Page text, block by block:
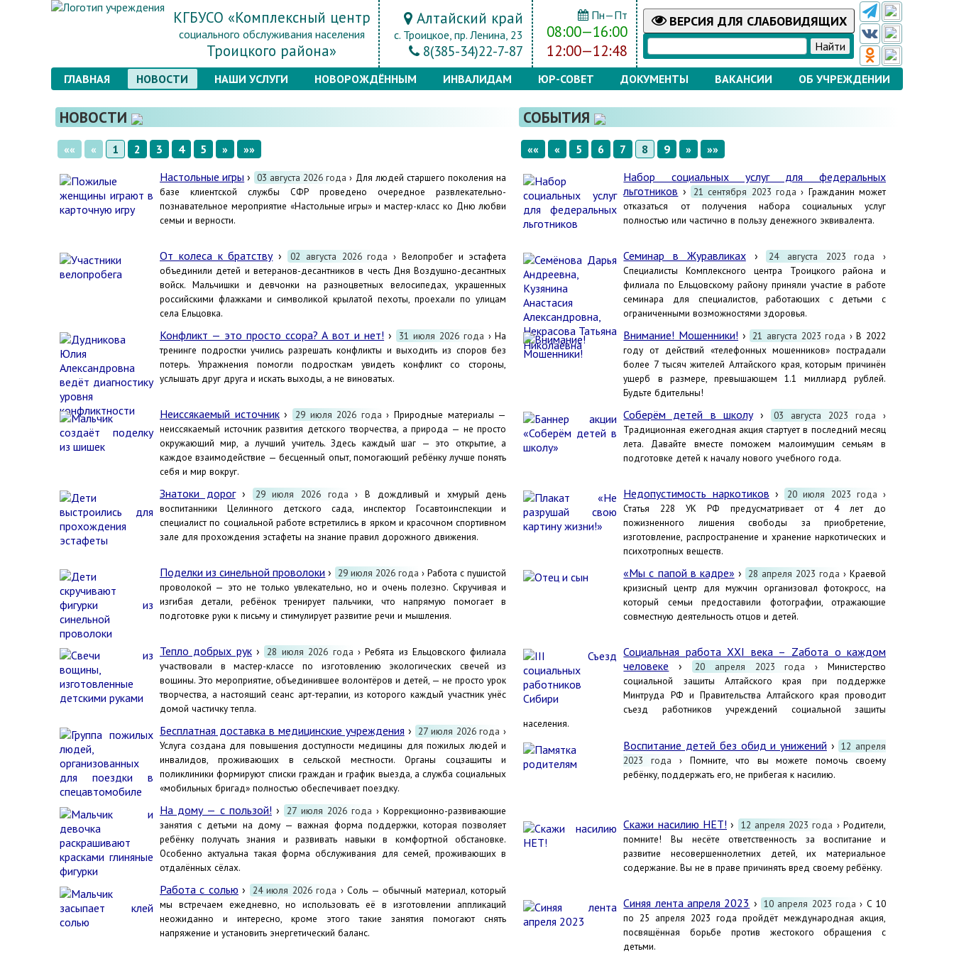
КГБУСО «Комплексный центр
социального обслуживания населения
Троицкого района»
Алтайский край
с. Троицкое, пр. Ленина, 23
8(385-34)22-7-87
Пн—Пт
08:00—16:00
12:00—12:48
ВЕРСИЯ ДЛЯ СЛАБОВИДЯЩИХ
ГЛАВНАЯ НОВОСТИ НАШИ УСЛУГИ НОВОРОЖДЁННЫМ ИНВАЛИДАМ ЮР-СОВЕТ ДОКУМЕНТЫ ВАКАНСИИ ОБ УЧРЕЖДЕНИИ
НОВОСТИ
«« « 1 2 3 4 5 »
»»
Настольные игры › 03 августа 2026 года › Для людей старшего поколения на
базе клиентской службы СФР проведено очередное развлекательно-
познавательное мероприятие «Настольные игры» и мастер-класс ко Дню любви
семьи и верности.
От колеса к братству› 02 августа 2026 года › Велопробег и эстафета
объединили детей и ветеранов-десантников в честь Дня Воздушно-десантных
войск. Мальчишки и девчонки на разноцветных велосипедах, украшенных
российскими флажками и символикой крылатой пехоты, проехали по улицам
села Ельцовка.
Конфликт — это просто ссора? А вот и нет! › 31 июля 2026 года › На
тренинге подростки учились разрешать конфликты и выходить из споров без
потерь. Упражнения помогли подросткам увидеть конфликт со стороны,
услышать друг друга и искать выходы, а не виноватых.
Неиссякаемый источник› 29 июля 2026 года › Природные материалы —
неиссякаемый источник развития детского творчества, а природа — не просто
окружающий мир, а лучший учитель. Здесь каждый шаг — это открытие, а
каждое взаимодействие — бесценный опыт, помогающий ребёнку лучше понять
себя и мир вокруг.
Знатоки дорог› 29 июля 2026 года › В дождливый и хмурый день
воспитанники Целинного детского сада, инспектор Госавтоинспекции и
специалист по социальной работе встретились в ярком и красочном спортивном
зале для прохождения эстафеты на знание правил дорожного движения.
Поделки из синельной проволоки › 29 июля 2026 года › Работа с пушистой
проволокой — это не только увлекательно, но и очень полезно. Скручивая и
изгибая детали, ребёнок тренирует пальчики, что напрямую помогает в
подготовке руки к письму и стимулирует развитие речи и мышления.
Тепло добрых рук› 28 июля 2026 года › Ребята из Ельцовского филиала
участвовали в мастер-классе по изготовлению экологических свечей из
вощины. Это мероприятие, объединившее волонтёров и детей, — не просто урок
творчества, а настоящий сеанс арт-терапии, из которого каждый участник унёс
домой частичку тепла.
Бесплатная доставка в медицинские учреждения › 27 июля 2026 года ›
Услуга создана для повышения доступности медицины для пожилых людей и
инвалидов, проживающих в сельской местности. Органы соцзащиты и
поликлиники формируют списки граждан и график выезда, а служба социальных
«мобильных бригад» полностью обеспечивает поездку.
На дому — с пользой! › 27 июля 2026 года › Коррекционно-развивающие
занятия с детьми на дому — важная форма поддержки, которая позволяет
ребёнку получать знания и развивать навыки в комфортной обстановке.
Особенно актуальна такая форма обслуживания для семей, проживающих в
отдалённых сёлах.
Работа с солью › 24 июля 2026 года › Соль — обычный материал, который
мы встречаем ежедневно, но использовать её в изготовлении аппликаций
неожиданно и интересно, кроме этого такие занятия помогают снять
напряжение и установить энергетический баланс.
СОБЫТИЯ
«« « 5 6 7 8 9 »
»»
Набор социальных услуг для федеральных
льготников › 21 сентября 2023 года › Гражданин может
отказаться от получения набора социальных услуг
полностью или частично в пользу денежного эквивалента.
Семинар в Журавликах› 24 августа 2023 года ›
Специалисты Комплексного центра Троицкого района и
филиала по Ельцовскому району приняли участие в работе
семинара для специалистов, работающих с детьми с
ограниченными возможностями здоровья.
Внимание! Мошенники! › 21 августа 2023 года › В 2022
году от действий «телефонных мошенников» пострадали
более 7 тысяч жителей Алтайского края, которым причинён
ущерб в размере, превышающем 1.1 миллиард рублей.
Будьте бдительны!
Соберём детей в школу› 03 августа 2023 года ›
Традиционная ежегодная акция стартует в последний месяц
лета. Давайте вместе поможем малоимущим семьям в
подготовке детей к началу нового учебного года.
Недопустимость наркотиков › 20 июля 2023 года ›
Статья 228 УК РФ предусматривает от 4 лет до
пожизненного лишения свободы за приобретение,
изготовление, распространение и хранение наркотических и
психотропных веществ.
«Мы с папой в кадре» › 28 апреля 2023 года › Краевой
кризисный центр для мужчин организовал фотокросс, на
который семьи предоставили фотографии, отражающие
совместную деятельность отцов и детей.
Социальная работа XXI века – Zабота о каждом
человеке › 20 апреля 2023 года › Министерство
социальной защиты Алтайского края при поддержке
Минтруда РФ и Правительства Алтайского края проводит
съезд работников учреждений социальной защиты
населения.
Воспитание детей без обид и унижений › 12 апреля
2023 года › Помните, что вы можете помочь своему
ребёнку, поддержать его, не прибегая к насилию.
Скажи насилию НЕТ! › 12 апреля 2023 года › Родители,
помните! Вы несёте ответственность за воспитание и
развитие несовершеннолетних детей, их материальное
содержание. Вы не в праве причинять вред своему ребёнку.
Синяя лента апреля 2023 › 10 апреля 2023 года › С 10
по 25 апреля 2023 года пройдёт международная акция,
посвящённая борьбе против жестокого обращения с
детьми.